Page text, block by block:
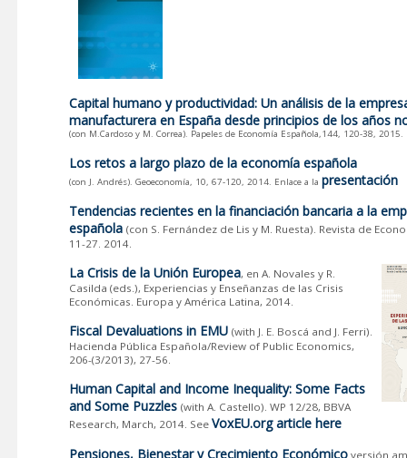
Capital humano y productividad: Un análisis de la
manufacturera en España desde principios de los años
(con M.Cardoso y M. Correa). Papeles de Economía Española,144, 120-38, 2015.
Los retos a largo plazo de la economía española
(con J. Andrés). Geoeconomía, 10, 67-120, 2014. Enlace a la presentación
Tendencias recientes en la financiación bancaria a la
española (con S. Fernández de Lis y M. Ruesta). Revista de
11-27. 2014.
La Crisis de la Unión Europea, en A. Novales y R.
Casilda (eds.), Experiencias y Enseñanzas de las Crisis
Económicas. Europa y América Latina, 2014.
Fiscal Devaluations in EMU (with J. E. Boscá and J. Ferri).
Hacienda Pública Española/Review of Public Economics,
206-(3/2013), 27-56.
Human Capital and Income Inequality: Some Facts
and Some Puzzles (with A. Castello). WP 12/28, BBVA
Research, March, 2014. See VoxEU.org article here
Pensiones, Bienestar y Crecimiento Económico versión